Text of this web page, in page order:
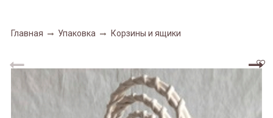
Главная Упаковка Корзины и ящики